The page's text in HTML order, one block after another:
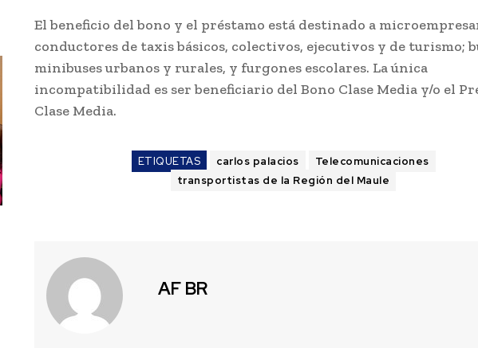
El beneficio del bono y el préstamo está destinado a
conductores de taxis básicos, colectivos, ejecutivos y de turismo;
minibuses urbanos y rurales, y furgones escolares. La única
incompatibilidad es ser beneficiario del Bono Clase Media y/o el
Clase Media.
ETIQUETAS carlos palacios
Telecomunicaciones
transportistas de la Región del Maule
AF BR